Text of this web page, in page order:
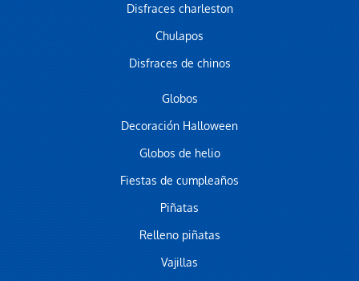
Disfraces charleston
Chulapos
Disfraces de chinos
Globos
Decoración Halloween
Globos de helio
Fiestas de cumpleaños
Piñatas
Relleno piñatas
Vajillas